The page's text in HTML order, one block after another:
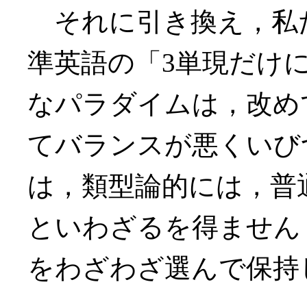
それに引き換え，私
準英語の「3単現だけ
なパラダイムは，改
てバランスが悪くい
は，類型論的には，
といわざるを得ませ
をわざわざ選んで保